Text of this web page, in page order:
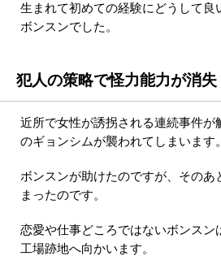
生まれて初めての経験にどうして良
ボンスンでした。
犯人の策略で怪力能力が消失
近所で女性が誘拐される連続事件が
のギョンシムが襲われてしまいます。
ボンスンが助けたのですが、そのあ
まったのです。
恋愛や仕事どころではないボンスン
工場跡地へ向かいます。